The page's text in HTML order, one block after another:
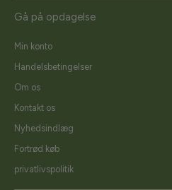
Gå på opdagelse
Min konto
Handelsbetingelser
Om os
Kontakt os
Nyhedsindlæg
Fortrød køb
privatlivspolitik